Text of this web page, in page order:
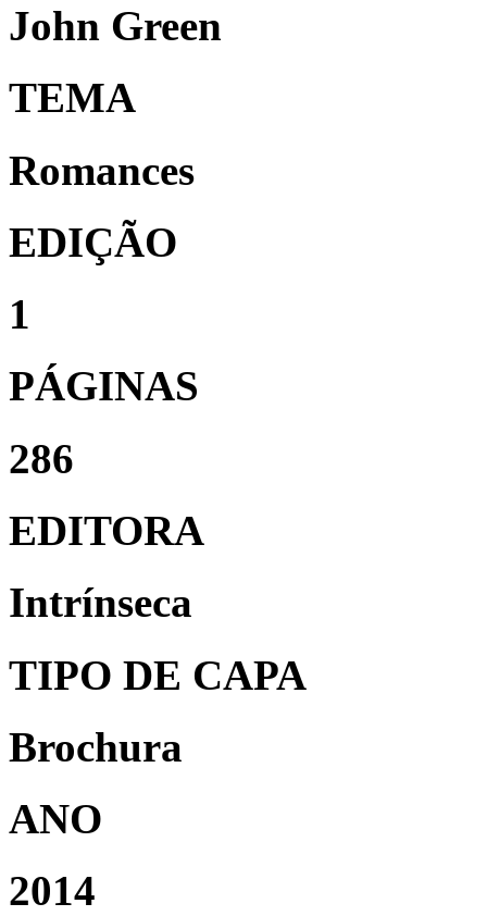
John Green
TEMA
Romances
EDIÇÃO
1
PÁGINAS
286
EDITORA
Intrínseca
TIPO DE CAPA
Brochura
ANO
2014